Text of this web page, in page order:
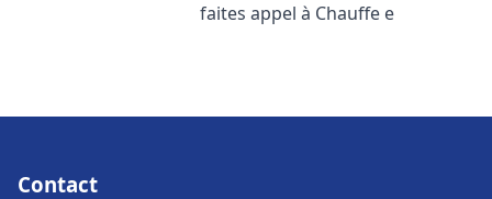
faites appel à Chauffe e
Contact